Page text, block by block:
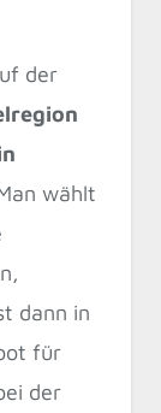
der
wählt
dann in
für
der